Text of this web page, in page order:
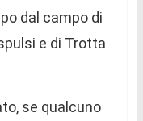
dal campo di
e di Trotta
se qualcuno